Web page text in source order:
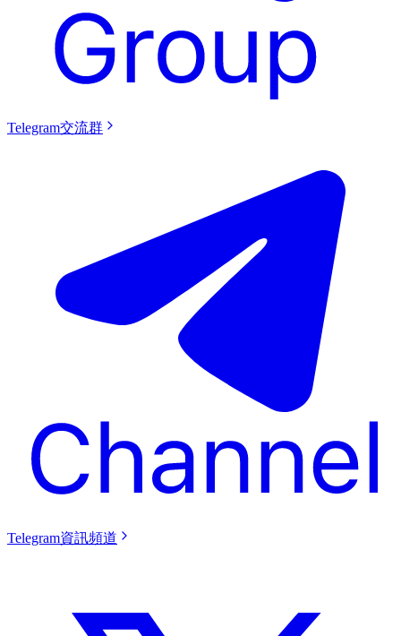
Telegram交流群
Telegram資訊頻道